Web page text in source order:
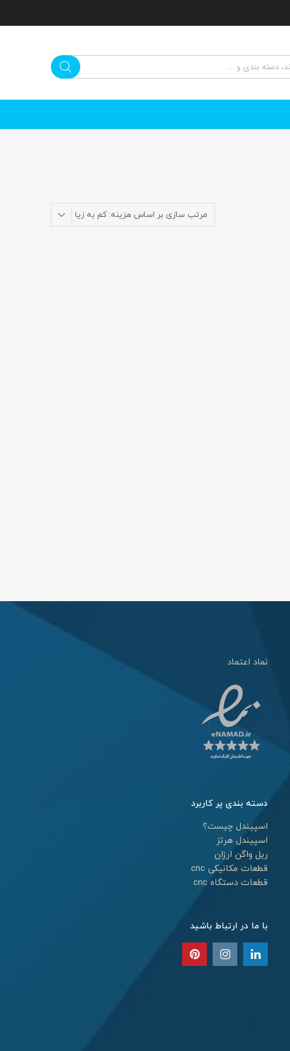
نماد اعتماد
دسته بندی پر کاربرد
اسپیندل چیست؟
اسپیندل هرتز
ریل واگن ارزان
قطعات مکانیکی cnc
قطعات دستگاه cnc
با ما در ارتباط باشید